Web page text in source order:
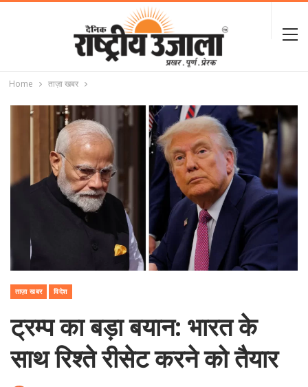
Home ताज़ा खबर
ताज़ा खबर विदेश
ट्रम्प का बड़ा बयान: भारत के
साथ रिश्ते रीसेट करने को तैयार